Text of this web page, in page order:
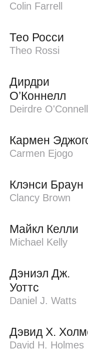
Colin Farrell
Тео Росси
Theo Rossi
Дирдри
О’Коннелл
Deirdre O'Connell
Кармен
Carmen Ejogo
Клэнси Браун
Clancy Brown
Майкл Келли
Michael Kelly
Дэниэл Дж.
Уоттс
Daniel J. Watts
Дэвид Х.
David H. Holmes